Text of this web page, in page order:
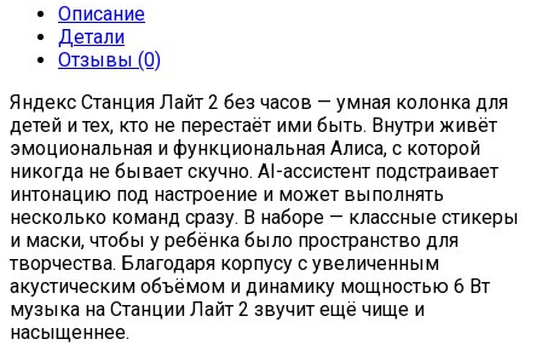
Описание
Детали
Отзывы (0)
Яндекс Станция Лайт 2 без часов — умная колонка для
детей и тех, кто не перестаёт ими быть. Внутри живёт
эмоциональная и функциональная Алиса, с которой
никогда не бывает скучно. AI-ассистент подстраивает
интонацию под настроение и может выполнять
несколько команд сразу. В наборе — классные стикеры
и маски, чтобы у ребёнка было пространство для
творчества. Благодаря корпусу с увеличенным
акустическим объёмом и динамику мощностью 6 Вт
музыка на Станции Лайт 2 звучит ещё чище и
насыщеннее.